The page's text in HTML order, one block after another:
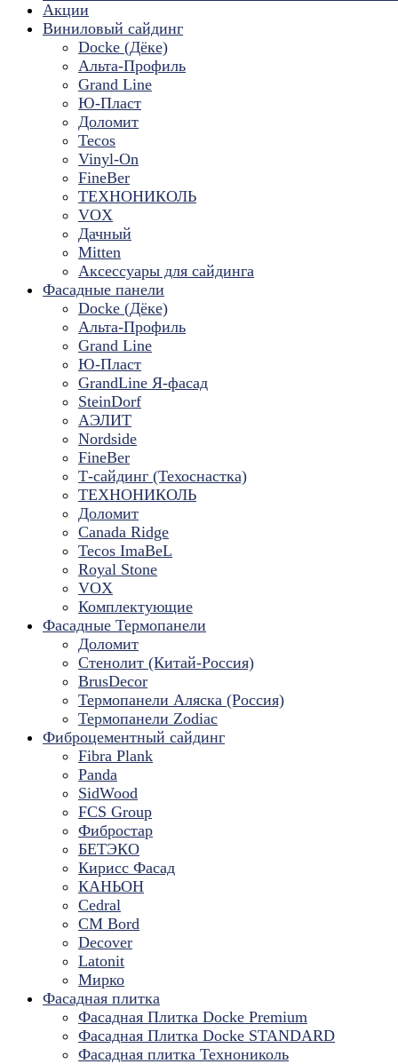
Акции
Виниловый сайдинг
Docke (Дёке)
Альта-Профиль
Grand Line
Ю-Пласт
Доломит
Tecos
Vinyl-On
FineBer
ТЕХНОНИКОЛЬ
VOX
Дачный
Mitten
Аксессуары для сайдинга
Фасадные панели
Docke (Дёке)
Альта-Профиль
Grand Line
Ю-Пласт
GrandLine Я-фасад
SteinDorf
АЭЛИТ
Nordside
FineBer
Т-сайдинг (Техоснастка)
ТЕХНОНИКОЛЬ
Доломит
Canada Ridge
Tecos ImaBeL
Royal Stone
VOX
Комплектующие
Фасадные Термопанели
Доломит
Стенолит (Китай-Россия)
BrusDecor
Термопанели Аляска (Россия)
Термопанели Zodiac
Фиброцементный сайдинг
Fibra Plank
Panda
SidWood
FCS Group
Фибростар
БЕТЭКО
Кирисс Фасад
КАНЬОН
Cedral
CM Bord
Decover
Latonit
Мирко
Фасадная плитка
Фасадная Плитка Docke Premium
Фасадная Плитка Docke STANDARD
Фасадная плитка Технониколь